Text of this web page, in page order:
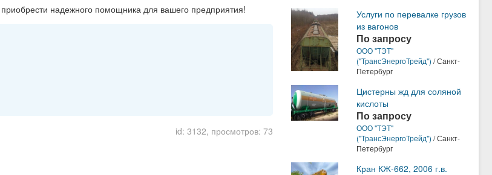
приобрести надежного помощника для вашего предприятия!
id: 3132, просмотров: 73
Услуги по перевалке грузов
из вагонов
По запросу
ООО "ТЭТ"
("ТрансЭнергоТрейд") / Санкт-
Петербург
Цистерны жд для соляной
кислоты
По запросу
ООО "ТЭТ"
("ТрансЭнергоТрейд") / Санкт-
Петербург
Кран КЖ-662, 2006 г.в.